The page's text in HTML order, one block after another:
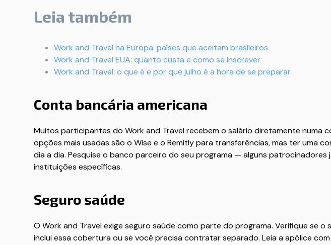
Leia também
Work and Travel na Europa: países que aceitam brasileiros
Work and Travel EUA: quanto custa e como se inscrever
Work and Travel: o que é e por que julho é a hora de se preparar
Conta bancária americana
Muitos participantes do Work and Travel recebem o salário diretamente numa
opções mais usadas são o Wise e o Remitly para transferências, mas ter uma
dia a dia. Pesquise o banco parceiro do seu programa — alguns patrocinadores
instituições específicas.
Seguro saúde
O Work and Travel exige seguro saúde como parte do programa. Verifique se o
inclui essa cobertura ou se você precisa contratar separado. Leia a apólice